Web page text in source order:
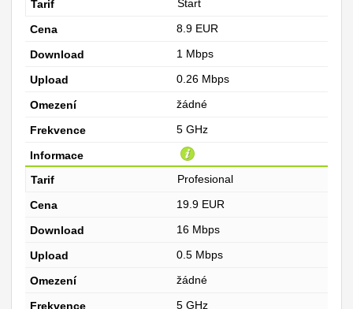
Štart
8.9 EUR
1 Mbps
0.26 Mbps
žádné
5 GHz
Profesional
19.9 EUR
16 Mbps
0.5 Mbps
žádné
5 GHz